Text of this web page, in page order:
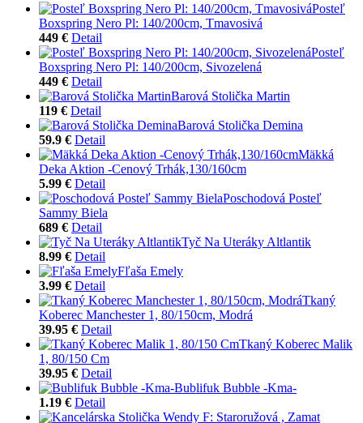
Posteľ
Boxspring Nero Pl: 140/200cm, Tmavosivá
449 € Detail
Posteľ
Boxspring Nero Pl: 140/200cm, Sivozelená
449 € Detail
Barová Stolička Martin
119 € Detail
Barová Stolička Demina
59.9 € Detail
Mäkká
Deka Aktion -Cenový Trhák,130/160cm
5.99 € Detail
Poschodová Posteľ
Sammy Biela
689 € Detail
Tyč Na Uteráky Altlantik
8.99 € Detail
Fľaša Emely
3.99 € Detail
Tkaný
Koberec Manchester 1, 80/150cm, Modrá
39.95 € Detail
Tkaný Koberec Malik
1, 80/150 Cm
39.95 € Detail
Bublifuk Bubble -Kma-
1.19 € Detail